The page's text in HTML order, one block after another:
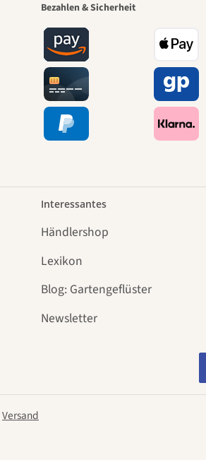
Bezahlen & Sicherheit
Interessantes
Händlershop
Lexikon
Blog: Gartengeflüster
Newsletter
Versand